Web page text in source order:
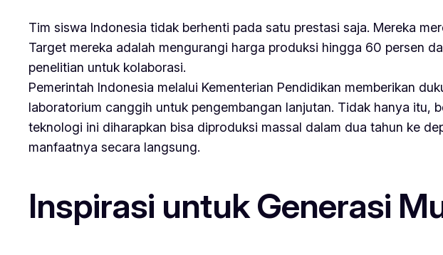
Tim siswa Indonesia tidak berhenti pada satu prestasi saja. Mereka
Target mereka adalah mengurangi harga produksi hingga 60 persen
penelitian untuk kolaborasi.
Pemerintah Indonesia melalui Kementerian Pendidikan memberikan
laboratorium canggih untuk pengembangan lanjutan. Tidak hanya itu,
teknologi ini diharapkan bisa diproduksi massal dalam dua tahun ke
manfaatnya secara langsung.
Inspirasi untuk Generasi